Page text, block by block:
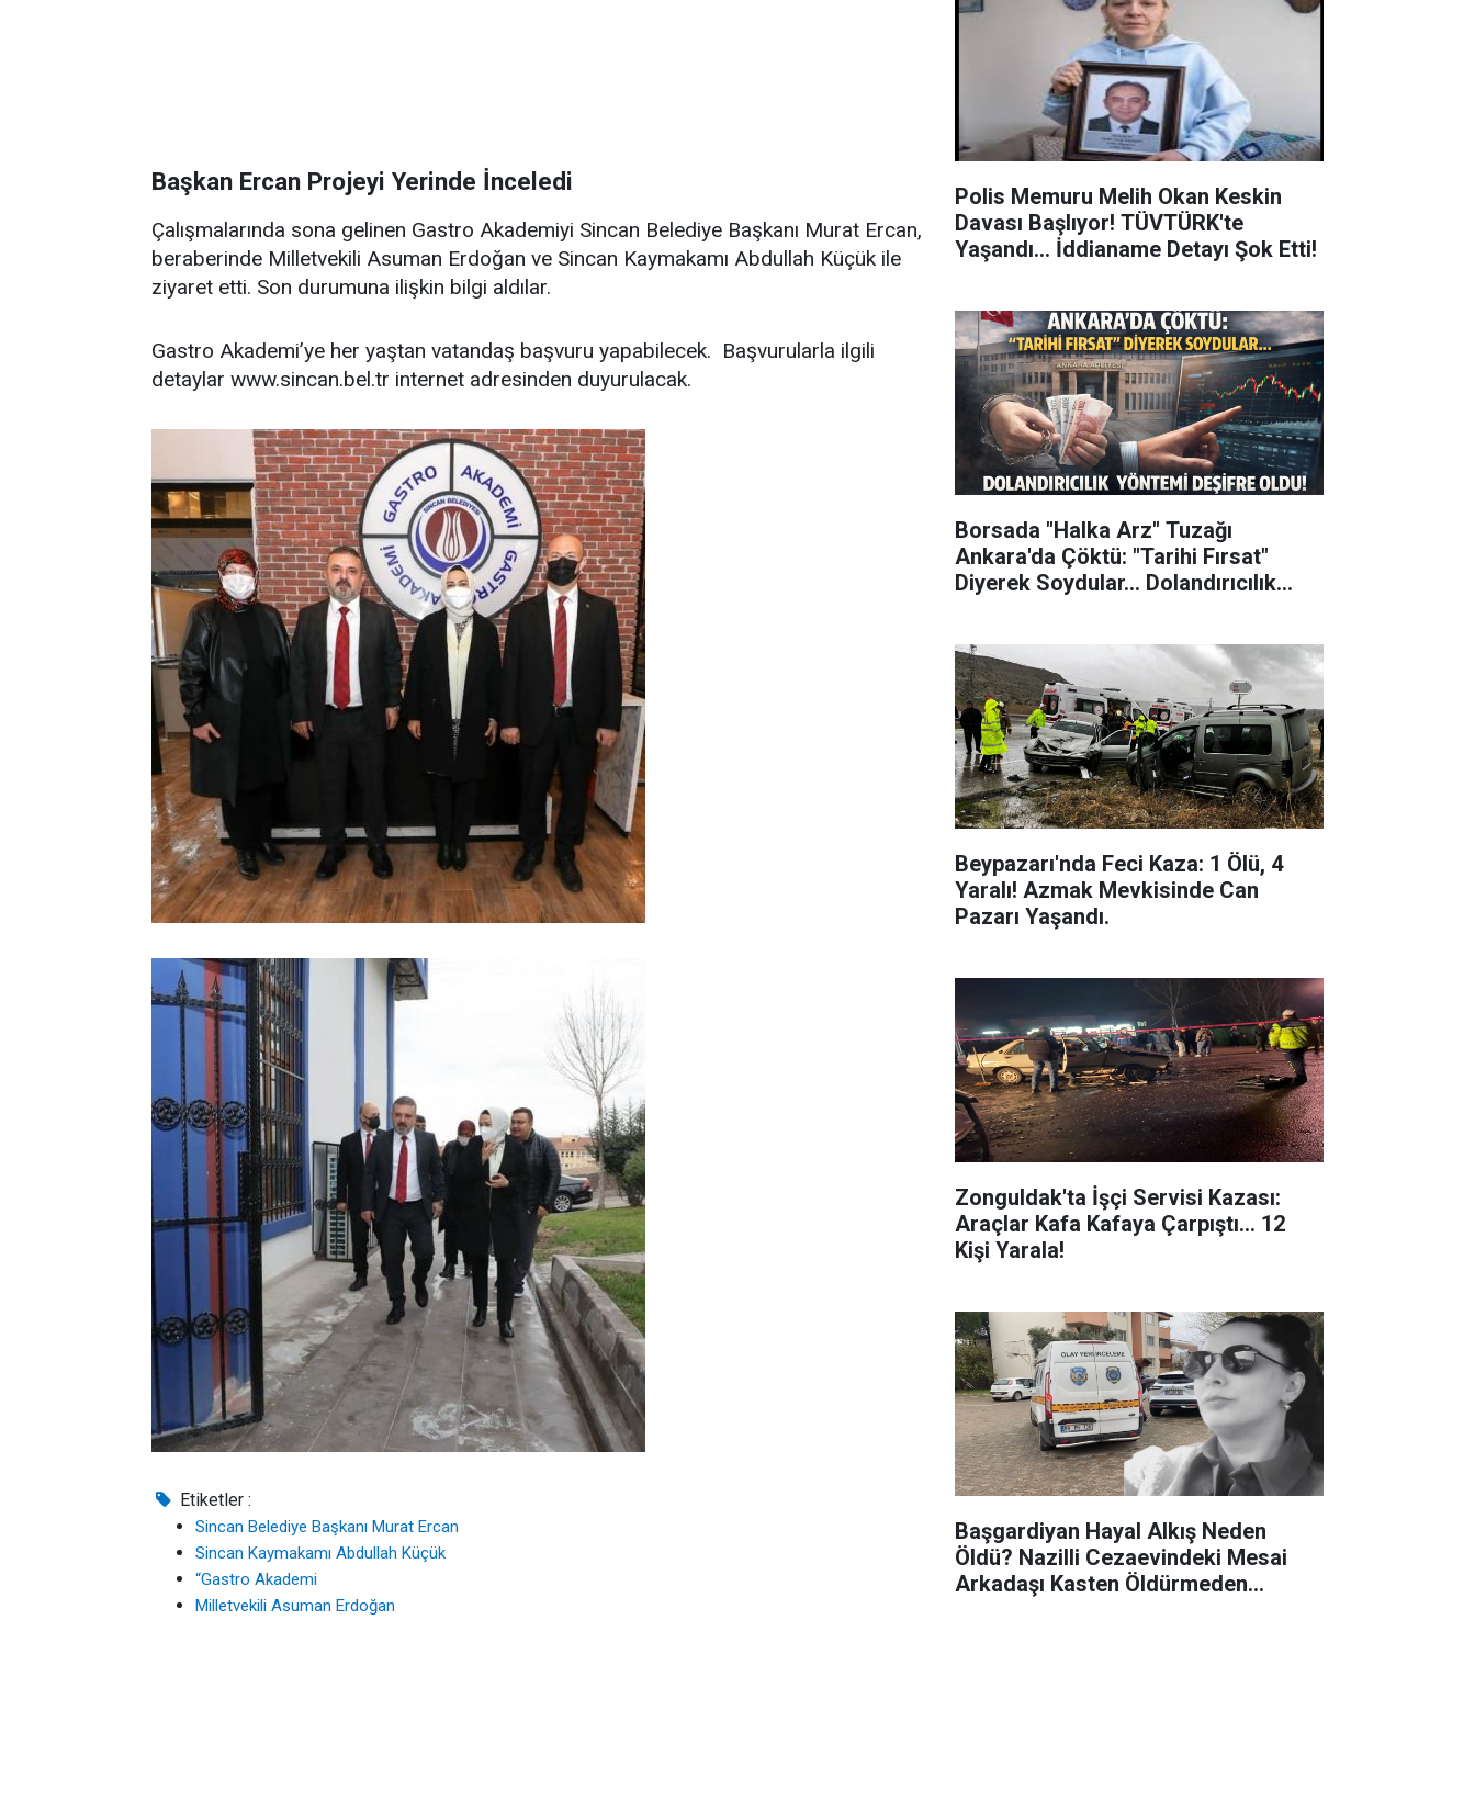
Başkan Ercan Projeyi Yerinde İnceledi
Çalışmalarında sona gelinen Gastro Akademiyi Sincan Belediye Başkanı Murat Ercan,
beraberinde Milletvekili Asuman Erdoğan ve Sincan Kaymakamı Abdullah Küçük ile
ziyaret etti. Son durumuna ilişkin bilgi aldılar.
Gastro Akademi’ye her yaştan vatandaş başvuru yapabilecek. Başvurularla ilgili
detaylar www.sincan.bel.tr internet adresinden duyurulacak.
Etiketler :
Sincan Belediye Başkanı Murat Ercan
Sincan Kaymakamı Abdullah Küçük
“Gastro Akademi
Milletvekili Asuman Erdoğan
Polis Memuru Melih Okan Keskin
Davası Başlıyor! TÜVTÜRK'te
Yaşandı... İddianame Detayı Şok Etti!
Borsada "Halka Arz" Tuzağı
Ankara'da Çöktü: "Tarihi Fırsat"
Diyerek Soydular... Dolandırıcılık
Beypazarı'nda Feci Kaza: 1 Ölü, 4
Yaralı! Azmak Mevkisinde Can
Pazarı Yaşandı.
Zonguldak'ta İşçi Servisi Kazası:
Araçlar Kafa Kafaya Çarpıştı... 12
Kişi Yarala!
Başgardiyan Hayal Alkış Neden
Öldü? Nazilli Cezaevindeki Mesai
Arkadaşı Kasten Öldürmeden